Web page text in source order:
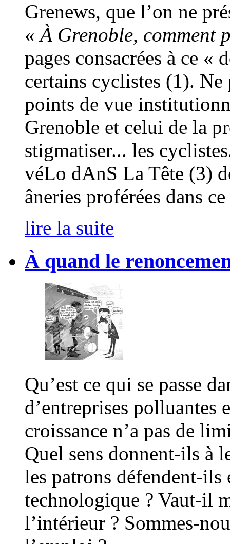
Grenews, que l’on ne
«À Grenoble, comment
pages consacrées à ce «
certains cyclistes (1).
points de vue
Grenoble et celui de la
stigmatiser... les
véLo dAnS La Tête (3)
âneries proférées dans
lire la suite
À quand le
Qu’est ce qui se passe
d’entreprises polluantes
croissance n’a pas de
Quel sens donnent-ils à
les patrons défendent-
technologique ? Vaut-il
l’intérieur ? Sommes-